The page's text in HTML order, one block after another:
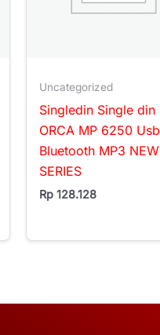
Uncategorized
Singledin Single din
ORCA MP 6250 Usb
Bluetooth MP3 NEW
SERIES
Rp 128.128